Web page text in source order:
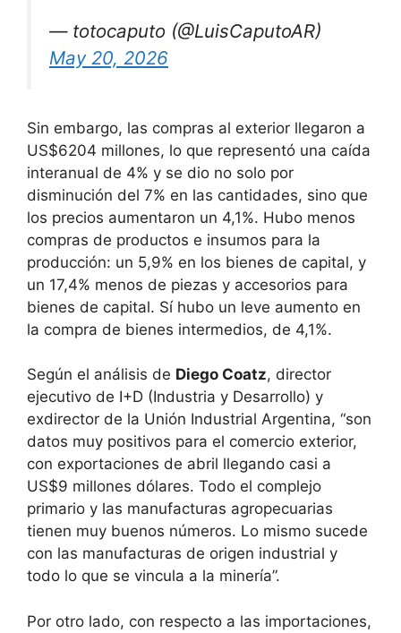
— totocaputo (@LuisCaputoAR)
May 20, 2026
Sin embargo, las compras al exterior llegaron a
US$6204 millones, lo que representó una caída
interanual de 4% y se dio no solo por
disminución del 7% en las cantidades, sino que
los precios aumentaron un 4,1%. Hubo menos
compras de productos e insumos para la
producción: un 5,9% en los bienes de capital, y
un 17,4% menos de piezas y accesorios para
bienes de capital. Sí hubo un leve aumento en
la compra de bienes intermedios, de 4,1%.
Según el análisis de Diego Coatz, director
ejecutivo de I+D (Industria y Desarrollo) y
exdirector de la Unión Industrial Argentina, “son
datos muy positivos para el comercio exterior,
con exportaciones de abril llegando casi a
US$9 millones dólares. Todo el complejo
primario y las manufacturas agropecuarias
tienen muy buenos números. Lo mismo sucede
con las manufacturas de origen industrial y
todo lo que se vincula a la minería”.
Por otro lado, con respecto a las importaciones,